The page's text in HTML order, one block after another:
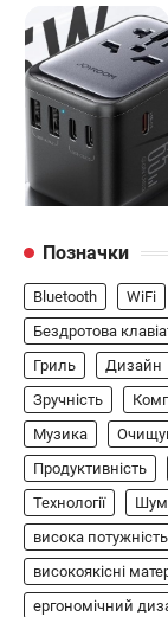
5
Позначки
Bluetooth WiFi
Бездротова
Гриль
Дизайн
Зручність
Музика
Продуктивність
Технології
висока потужність
високоякісні
ергономічний